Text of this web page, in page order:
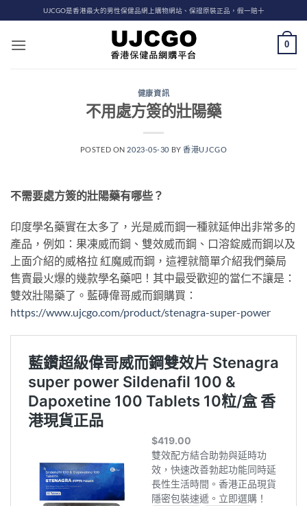
to
content
UJCGO是香港最大的男性保健品網上購物網站、保證原裝正品，假一賠十
0
健康資訊
不用處方簽的壯陽藥
POSTED ON 2023-05-30 BY香港UJCGO
不需要處方簽的壯陽藥有哪些？
印度學名藥實在太多了，光是威而鋼一種就延伸出非常多的
產品，例如：果凍威而鋼、雙效威而鋼、口溶錠威而鋼以及
上面介紹的威格拉 紅魔威而鋼，這裡就簡單介紹我們藥局
售賣最火爆的幾款學名藥吧！其中最受歡迎的當仁不讓是：
雙效壯陽藥了。藍磚偉哥威而鋼購買：
https://www.ujcgo.com/product/stenagra-super-power